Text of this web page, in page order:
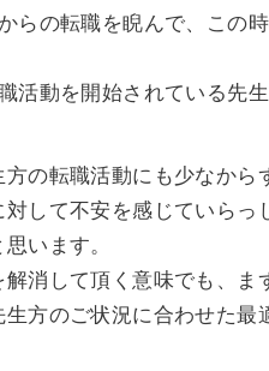
らの転職を睨んで、この
活動を開始されている先
の転職活動にも少なから
して不安を感じていら
います。
消して頂く意味でも、ま
方のご状況に合わせた最